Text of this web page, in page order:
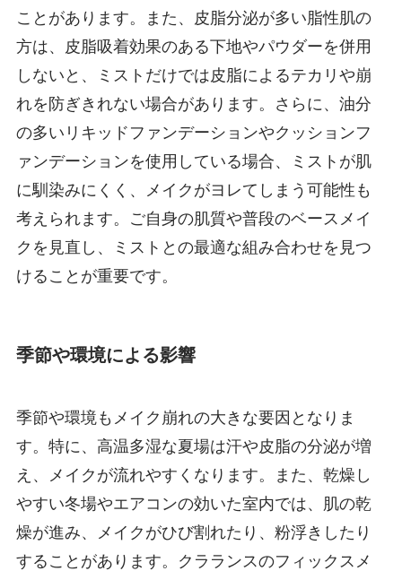
ことがあります。また、皮脂分泌が多い脂性肌の
方は、皮脂吸着効果のある下地やパウダーを併用
しないと、ミストだけでは皮脂によるテカリや崩
れを防ぎきれない場合があります。さらに、油分
の多いリキッドファンデーションやクッションフ
ァンデーションを使用している場合、ミストが肌
に馴染みにくく、メイクがヨレてしまう可能性も
考えられます。ご自身の肌質や普段のベースメイ
クを見直し、ミストとの最適な組み合わせを見つ
けることが重要です。
季節や環境による影響
季節や環境もメイク崩れの大きな要因となりま
す。特に、高温多湿な夏場は汗や皮脂の分泌が増
え、メイクが流れやすくなります。また、乾燥し
やすい冬場やエアコンの効いた室内では、肌の乾
燥が進み、メイクがひび割れたり、粉浮きしたり
することがあります。クラランスのフィックスメ